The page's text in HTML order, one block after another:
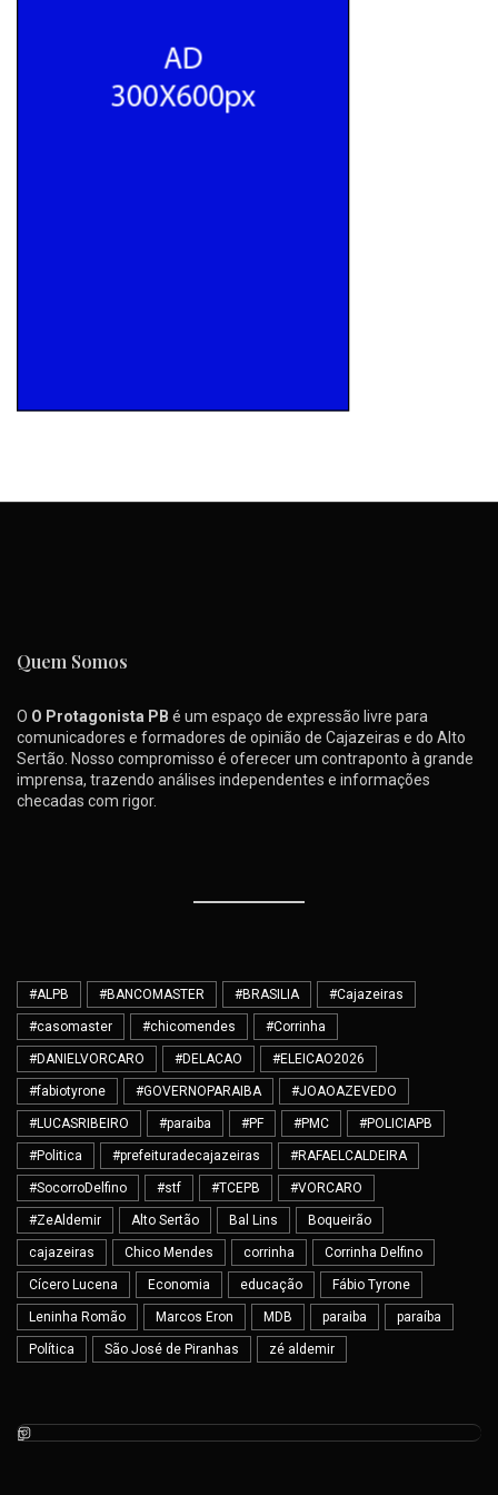
Quem Somos
O O Protagonista PB é um espaço de expressão livre para
comunicadores e formadores de opinião de Cajazeiras e do Alto
Sertão. Nosso compromisso é oferecer um contraponto à grande
imprensa, trazendo análises independentes e informações
checadas com rigor.
#ALPB #BANCOMASTER #BRASILIA #Cajazeiras
#casomaster #chicomendes #Corrinha
#DANIELVORCARO #DELACAO #ELEICAO2026
#fabiotyrone #GOVERNOPARAIBA #JOAOAZEVEDO
#LUCASRIBEIRO #paraiba #PF #PMC #POLICIAPB
#Politica #prefeituradecajazeiras #RAFAELCALDEIRA
#SocorroDelfino #stf #TCEPB #VORCARO
#ZeAldemir Alto Sertão Bal Lins Boqueirão
cajazeiras Chico Mendes corrinha Corrinha Delfino
Cícero Lucena Economia educação Fábio Tyrone
Leninha Romão Marcos Eron MDB paraiba paraíba
Política São José de Piranhas zé aldemir